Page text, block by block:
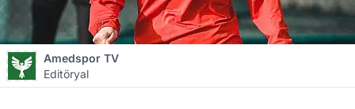
Amedspor TV
Editöryal